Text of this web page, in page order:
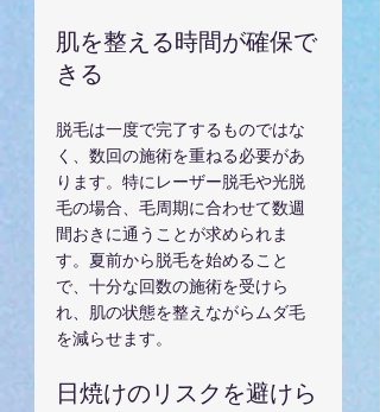
肌を整える時間が確保で
きる
脱毛は一度で完了するものではな
く、数回の施術を重ねる必要があ
ります。特にレーザー脱毛や光脱
毛の場合、毛周期に合わせて数週
間おきに通うことが求められま
す。夏前から脱毛を始めること
で、十分な回数の施術を受けら
れ、肌の状態を整えながらムダ毛
を減らせます。
日焼けのリスクを避けら